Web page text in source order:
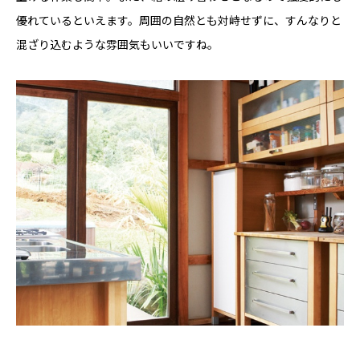
優れているといえます。周囲の自然とも対峙せずに、すんなりと
混ざり込むような雰囲気もいいですね。